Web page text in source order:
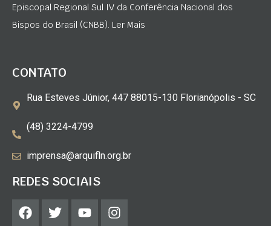
Episcopal Regional Sul IV da Conferência Nacional dos
Bispos do Brasil (CNBB). Ler Mais
CONTATO
Rua Esteves Júnior, 447 88015-130 Florianópolis - SC
(48) 3224-4799
imprensa@arquifln.org.br
REDES SOCIAIS